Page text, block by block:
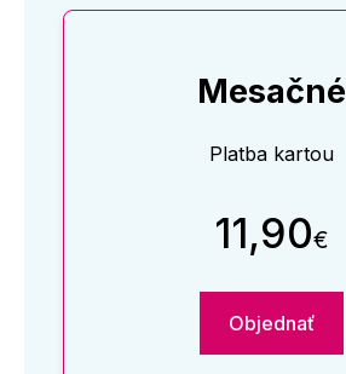
Mesačné
Platba kartou
11,90€
Objednať